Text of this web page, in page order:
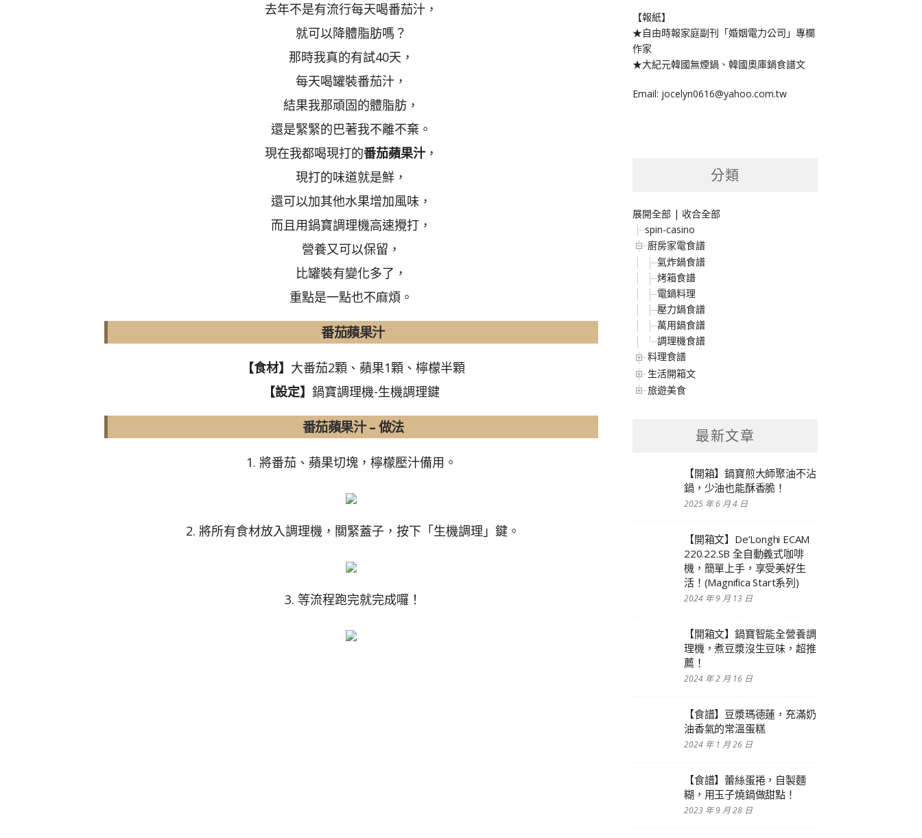
去年不是有流行每天喝番茄汁，
就可以降體脂肪嗎？
那時我真的有試40天，
每天喝罐裝番茄汁，
結果我那頑固的體脂肪，
還是緊緊的巴著我不離不棄。
現在我都喝現打的番茄蘋果汁 ，
現打的味道就是鮮，
還可以加其他水果增加風味，
而且用鍋寶調理機高速攪打，
營養又可以保留，
比罐裝有變化多了，
重點是一點也不麻煩。
番茄蘋果汁
【食材】 大番茄2顆、蘋果1顆、檸檬半顆
【設定】 鍋寶調理機-生機調理鍵
番茄蘋果汁 – 做法
1. 將番茄、蘋果切塊，檸檬壓汁備用。
2. 將所有食材放入調理機，關緊蓋子，按下「生機調理」鍵。
3. 等流程跑完就完成囉！
【報紙】
★自由時報家庭副刊「婚姻電力公司」專欄
作家
★大紀元韓國無煙鍋、韓國奧庫鍋食譜文
Email: jocelyn0616@yahoo.com.tw
分類
展開全部 | 收合全部
spin-casino
廚房家電食譜
氣炸鍋食譜
烤箱食譜
電鍋料理
壓力鍋食譜
萬用鍋食譜
調理機食譜
料理食譜
生活開箱文
旅遊美食
最新文章
【開箱】鍋寶煎大師聚油不沾
鍋，少油也能酥香脆！
2025 年 6 月 4 日
【開箱文】De’Longhi ECAM
220.22.SB 全自動義式咖啡
機，簡單上手，享受美好生
活！(Magnifica Start系列)
2024 年 9 月 13 日
【開箱文】鍋寶智能全營養調
理機，煮豆漿沒生豆味，超推
薦！
2024 年 2 月 16 日
【食譜】豆漿瑪德蓮，充滿奶
油香氣的常溫蛋糕
2024 年 1 月 26 日
【食譜】蕾絲蛋捲，自製麵
糊，用玉子燒鍋做甜點！
2023 年 9 月 28 日